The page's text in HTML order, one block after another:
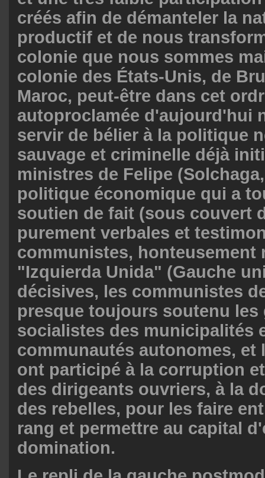
créés afin de démanteler la
productif et de nous
colonie que nous sommes
colonie des États-Unis, de
Maroc, peut-être dans cet
autoproclamée d'aujourd'hui
servir de bélier à la politique
sauvage et criminelle déjà
ministres de Felipe
politique économique qui a
soutien de fait (sous couvert
purement verbales et
communistes, honteusement
"Izquierda Unida" (Gauche
décisives, les communistes
presque toujours soutenu les
socialistes des municipalités
communautés autonomes, et
ont participé à la corruption
des dirigeants ouvriers, à la
des rebelles, pour les faire
rang et permettre au capital
domination.